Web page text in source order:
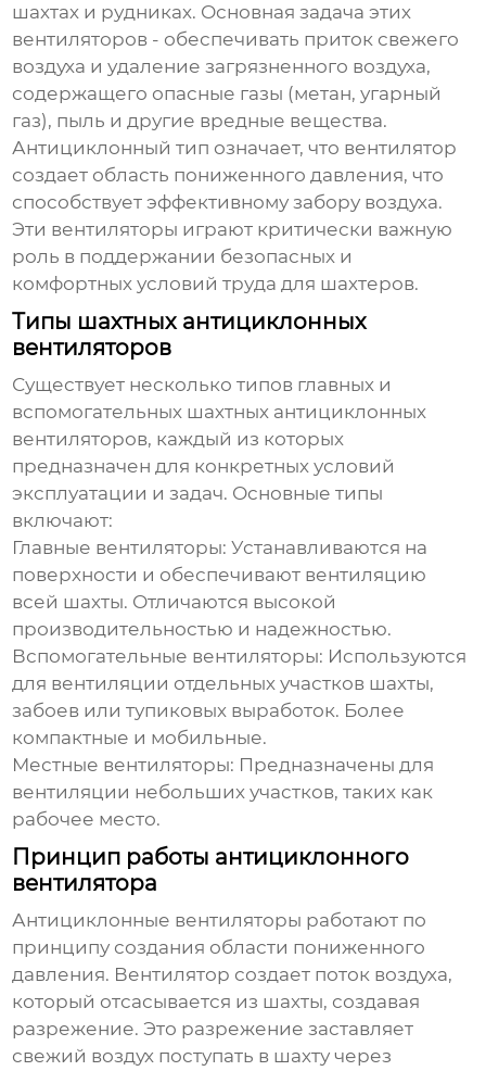
шахтах и рудниках. Основная задача этих
вентиляторов - обеспечивать приток свежего
воздуха и удаление загрязненного воздуха,
содержащего опасные газы (метан, угарный
газ), пыль и другие вредные вещества.
Антициклонный тип означает, что вентилятор
создает область пониженного давления, что
способствует эффективному забору воздуха.
Эти вентиляторы играют критически важную
роль в поддержании безопасных и
комфортных условий труда для шахтеров.
Типы шахтных антициклонных
вентиляторов
Существует несколько типов главных и
вспомогательных шахтных антициклонных
вентиляторов, каждый из которых
предназначен для конкретных условий
эксплуатации и задач. Основные типы
включают:
Главные вентиляторы: Устанавливаются на
поверхности и обеспечивают вентиляцию
всей шахты. Отличаются высокой
производительностью и надежностью.
Вспомогательные вентиляторы: Используются
для вентиляции отдельных участков шахты,
забоев или тупиковых выработок. Более
компактные и мобильные.
Местные вентиляторы: Предназначены для
вентиляции небольших участков, таких как
рабочее место.
Принцип работы антициклонного
вентилятора
Антициклонные вентиляторы работают по
принципу создания области пониженного
давления. Вентилятор создает поток воздуха,
который отсасывается из шахты, создавая
разрежение. Это разрежение заставляет
свежий воздух поступать в шахту через